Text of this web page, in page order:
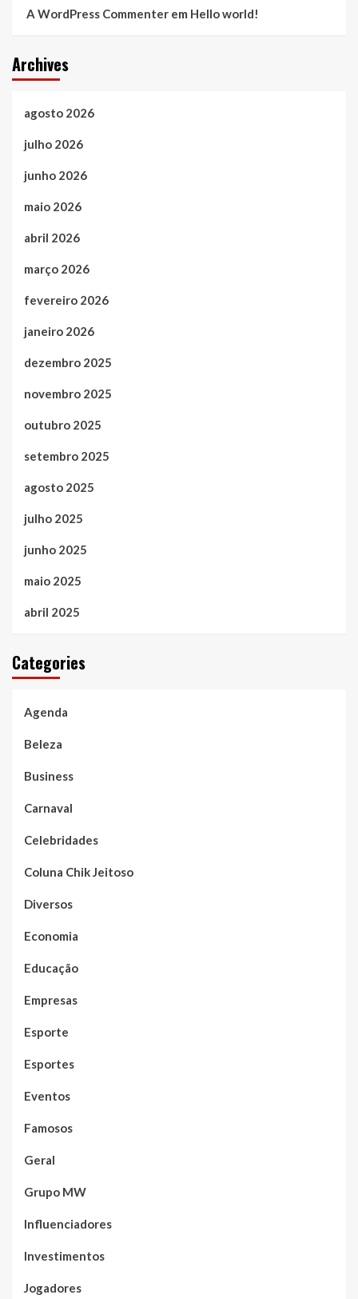
A WordPress Commenter em Hello world!
Archives
agosto 2026
julho 2026
junho 2026
maio 2026
abril 2026
março 2026
fevereiro 2026
janeiro 2026
dezembro 2025
novembro 2025
outubro 2025
setembro 2025
agosto 2025
julho 2025
junho 2025
maio 2025
abril 2025
Categories
Agenda
Beleza
Business
Carnaval
Celebridades
Coluna Chik Jeitoso
Diversos
Economia
Educação
Empresas
Esporte
Esportes
Eventos
Famosos
Geral
Grupo MW
Influenciadores
Investimentos
Jogadores